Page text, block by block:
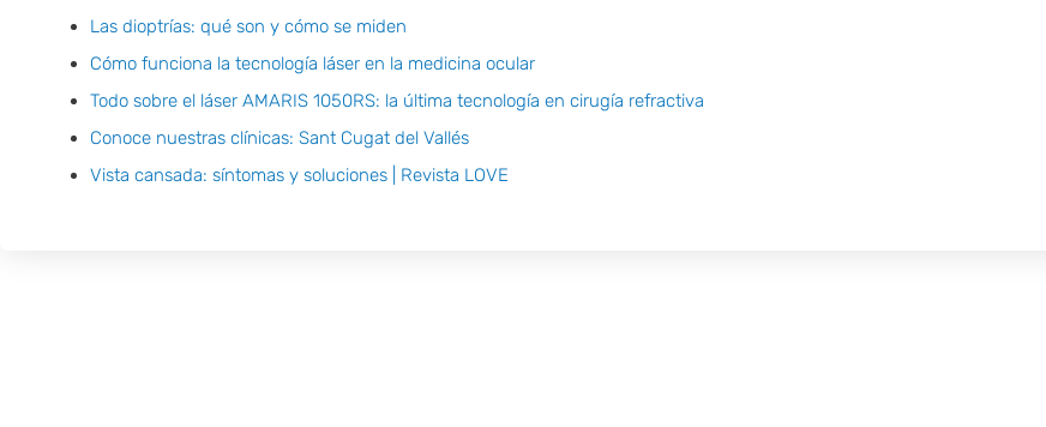
Las dioptrías: qué son y cómo se miden
Cómo funciona la tecnología láser en la medicina ocular
Todo sobre el láser AMARIS 1050RS: la última tecnología en cirugía refractiva
Conoce nuestras clínicas: Sant Cugat del Vallés
Vista cansada: síntomas y soluciones | Revista LOVE